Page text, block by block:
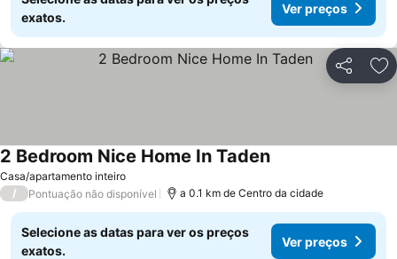
exatos.
Ver preços
Partilhar
Casa/apartamento inteiro
2 Bedroom Nice Home In TadenVer preços
/ Pontuação não disponível a 0.1 km de Centro da cidade
Selecione as datas para ver os preços
exatos.
Ver preços